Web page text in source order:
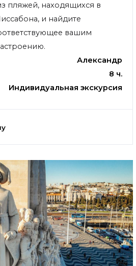
пляжей, находящихся в
и найдите
вашим
Александр
8 ч.
Индивидуальная экскурсия